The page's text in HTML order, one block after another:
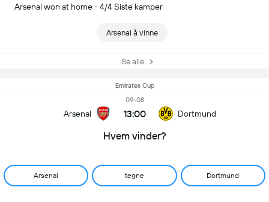
Arsenal won at home - 4/4 Siste kamper
Arsenal å vinne
Se alle
Emirates Cup
Arsenal
09-08
13:00 Dortmund
Hvem vinder?
Arsenal tegne Dortmund